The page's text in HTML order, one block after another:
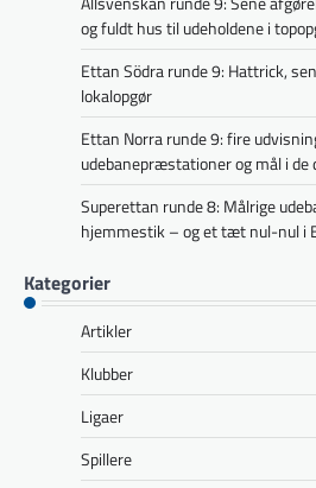
og fuldt hus til udeholdene i
Ettan Södra runde 9: Hattrick,
lokalopgør
Ettan Norra runde 9: fire
udebanepræstationer og mål i
Superettan runde 8: Målrige
hjemmestik – og et tæt nul-nul i
Kategorier
Artikler
Klubber
Ligaer
Spillere